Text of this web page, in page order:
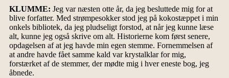
KLUMME: Jeg var næsten otte år, da jeg besluttede mig for at
blive forfatter. Med strømpesokker stod jeg på kokostæppet i min
onkels bibliotek, da jeg pludseligt forstod, at når jeg kunne læse
alt, kunne jeg også skrive om alt. Historierne kom først senere,
opdagelsen af at jeg havde min egen stemme. Fornemmelsen af
at andre havde fået samme kald var krystalklar for mig,
forstærket af de stemmer, der mødte mig i hver eneste bog, jeg
åbnede.